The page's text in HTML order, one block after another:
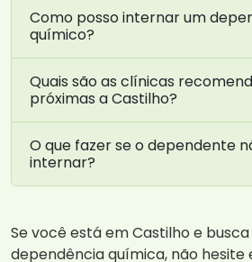
Como posso internar um
químico?
Quais são as clínicas
próximas a Castilho?
O que fazer se o dependente
internar?
Se você está em Castilho e
dependência química, não